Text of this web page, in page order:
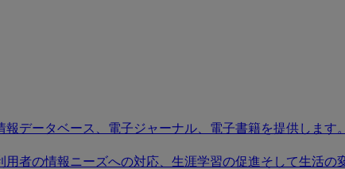
データベース、電子ジャーナル、電子書籍を提供します
者の情報ニーズへの対応、生涯学習の促進そして生活の